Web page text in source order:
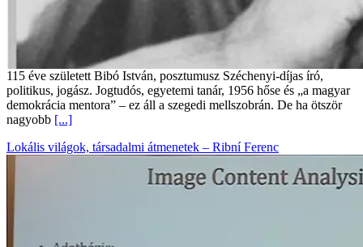
115 éve született Bibó István, posztumusz Széchenyi-díjas író,
politikus, jogász. Jogtudós, egyetemi tanár, 1956 hőse és „a magyar
demokrácia mentora” – ez áll a szegedi mellszobrán. De ha ötször
nagyobb [...]
Lokális világok, társadalmi átmenetek – Ribní Ferenc